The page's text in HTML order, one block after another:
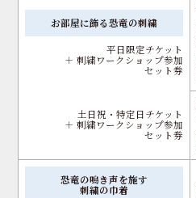
お部屋に飾る恐竜の刺繍
平日限定チケット
＋ 刺繍ワークショップ参加
セット券
土日祝・特定日チケット
＋ 刺繍ワークショップ参加
セット券
恐竜の鳴き声を施す
刺繍の巾着